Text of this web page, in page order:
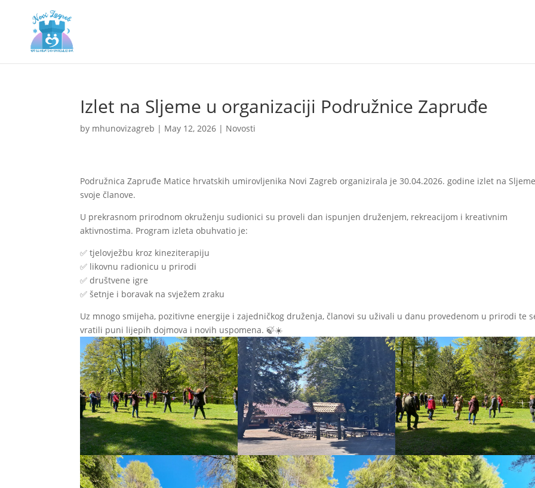
Izlet na Sljeme u organizaciji Podružnice Zapruđe
by mhunovizagreb | May 12, 2026 | Novosti
Podružnica Zapruđe Matice hrvatskih umirovljenika Novi Zagreb organizirala je 30.04.2026. godine izlet na
svoje članove.
U prekrasnom prirodnom okruženju sudionici su proveli dan ispunjen druženjem, rekreacijom i kreativnim
aktivnostima. Program izleta obuhvatio je:
✅ tjelovježbu kroz kineziterapiju
✅ likovnu radionicu u prirodi
✅ društvene igre
✅ šetnje i boravak na svježem zraku
Uz mnogo smijeha, pozitivne energije i zajedničkog druženja, članovi su uživali u danu provedenom u prirodi te
vratili puni lijepih dojmova i novih uspomena. 🍃☀️